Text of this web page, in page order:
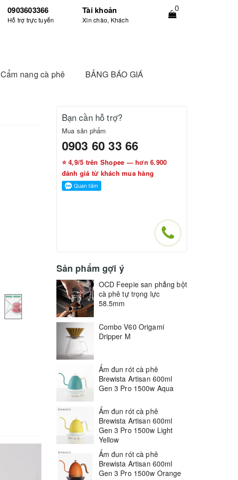
0903603366
Hỗ trợ trực tuyến
Tài khoản
Xin chào, Khách
0
Cẩm nang cà phê BẢNG BÁO GIÁ
Bạn cần hỗ trợ?
Mua sản phẩm
0903 60 33 66
⭐ 4,9/5 trên Shopee — hơn 6.900
đánh giá từ khách mua hàng
Sản phẩm gợi ý
OCD Feepie san phẳng bột
cà phê tự trọng lực
58.5mm
Combo V60 Origami
Dripper M
Ấm đun rót cà phê
Brewista Artisan 600ml
Gen 3 Pro 1500w Aqua
Ấm đun rót cà phê
Brewista Artisan 600ml
Gen 3 Pro 1500w Light
Yellow
Ấm đun rót cà phê
Brewista Artisan 600ml
Gen 3 Pro 1500w Orange